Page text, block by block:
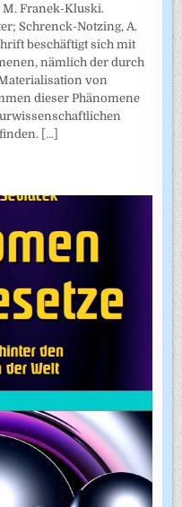
Franek-Kluski.
Schrenck-Notzing, A.
beschäftigt sich mit
nämlich der durch
von
dieser Phänomene
[...]